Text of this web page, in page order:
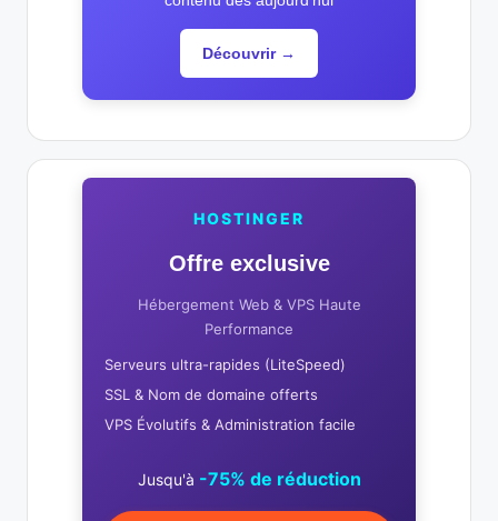
Découvrir →
HOSTINGER
Offre exclusive
Hébergement Web & VPS Haute
Performance
Serveurs ultra-rapides (LiteSpeed)
SSL & Nom de domaine offerts
VPS Évolutifs & Administration facile
Jusqu'à -75% de réduction